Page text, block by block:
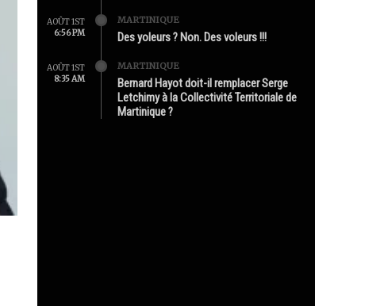
AOÛT 1ST
6:56 PM
MARTINIQUE
Des yoleurs ? Non. Des voleurs !!!
AOÛT 1ST
8:35 AM
MARTINIQUE
Bernard Hayot doit-il remplacer Serge
Letchimy à la Collectivité Territoriale de
Martinique ?